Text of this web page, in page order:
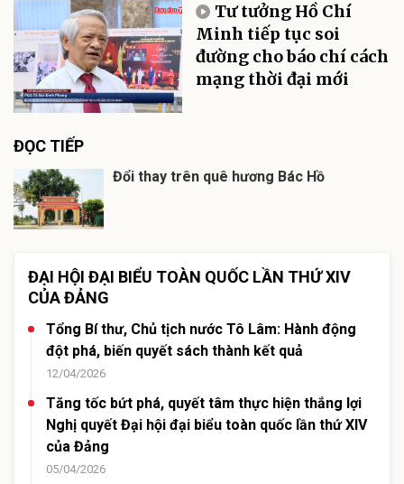
Tư tưởng Hồ Chí
Minh tiếp tục soi
đường cho báo chí cách
mạng thời đại mới
ĐỌC TIẾP
Đổi thay trên quê hương Bác Hồ
ĐẠI HỘI ĐẠI BIỂU TOÀN QUỐC LẦN THỨ XIV
CỦA ĐẢNG
Tổng Bí thư, Chủ tịch nước Tô Lâm: Hành động
đột phá, biến quyết sách thành kết quả
12/04/2026
Tăng tốc bứt phá, quyết tâm thực hiện thắng lợi
Nghị quyết Đại hội đại biểu toàn quốc lần thứ XIV
của Đảng
05/04/2026